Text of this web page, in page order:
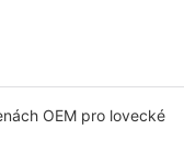
OEM pro lovecké